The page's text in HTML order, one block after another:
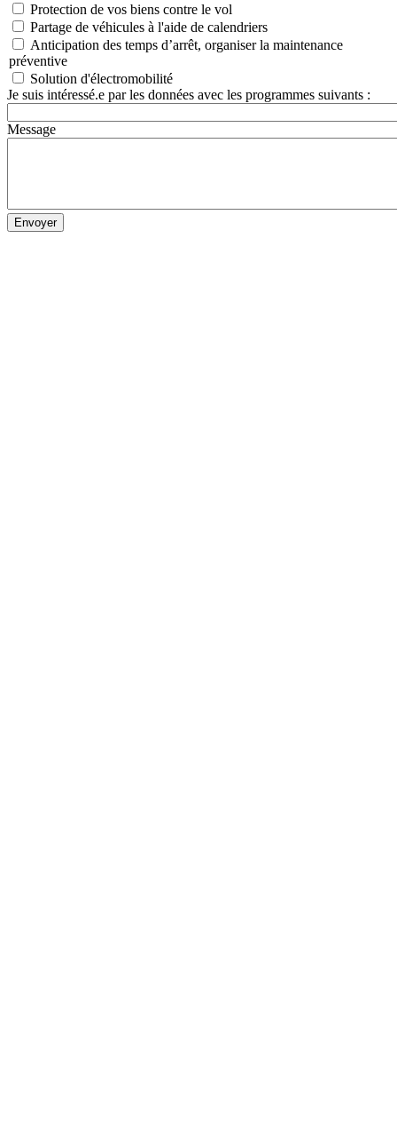
Protection de vos biens contre le vol
Partage de véhicules à l'aide de calendriers
Anticipation des temps d’arrêt, organiser la maintenance
préventive
Solution d'électromobilité
Je suis intéressé.e par les données avec les programmes suivants :
Message